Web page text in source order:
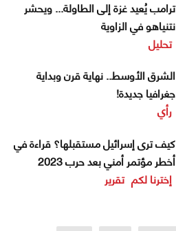
ترامب يُعيد غزة إلى الطاولة... ويحشر
نتنياهو في الزاوية
تحليل
الشرق الأوسط.. نهاية قرن وبداية
جغرافيا جديدة!
رأي
كيف ترى إسرائيل مستقبلها؟ قراءة في
أخطر مؤتمر أمني بعد حرب 2023
إخترنا لكم تقرير